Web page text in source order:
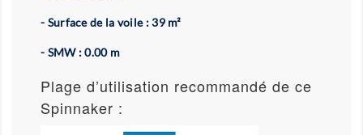
- Surface de la voile : 39 m²
- SMW : 0.00 m
Plage d’utilisation recommandé de ce
Spinnaker :